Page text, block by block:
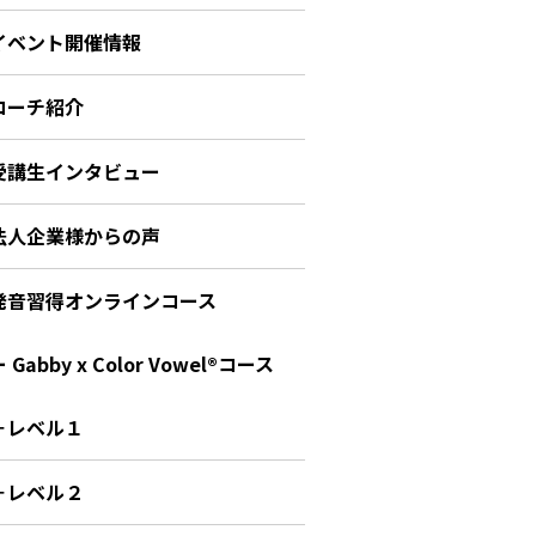
ベント開催情報
ーチ紹介
講生インタビュー
人企業様からの声
音習得オンラインコース
Gabby x Color Vowel®︎コース
レベル１
レベル２